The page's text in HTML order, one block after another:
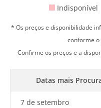
Indisponível
* Os preços e disponibilidade
conforme o
Confirme os preços e a
Datas mais
7 de setembro